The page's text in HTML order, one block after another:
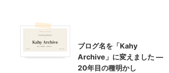
ブログ名を「Kahy
Archive」に変えました ―
20年目の種明かし